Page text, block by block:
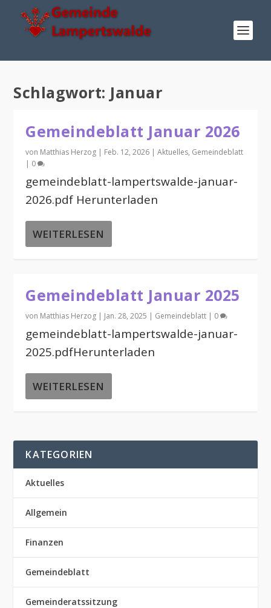
Schlagwort: Januar
Gemeindeblatt Januar 2026
von Matthias Herzog | Feb. 12, 2026 |Aktuelles, Gemeindeblatt
| 0
gemeindeblatt-lampertswalde-januar-
2026.pdf Herunterladen
WEITERLESEN
Gemeindeblatt Januar 2025
von Matthias Herzog | Jan. 28, 2025 | Gemeindeblatt | 0
gemeindeblatt-lampertswalde-januar-
2025.pdfHerunterladen
WEITERLESEN
KATEGORIEN
Aktuelles
Allgemein
Finanzen
Gemeindeblatt
Gemeinderatssitzung